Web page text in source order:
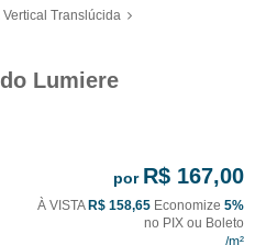
Vertical Translúcida
Lumiere
por R$ 167,00
À VISTA R$ 158,65 Economize 5%
no PIX ou Boleto